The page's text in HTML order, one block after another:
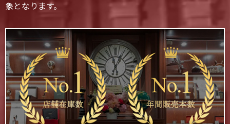
象となります。